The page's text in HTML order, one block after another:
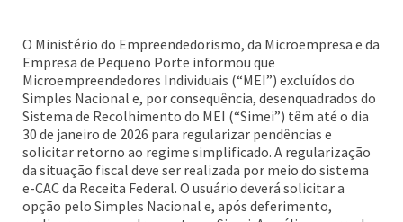
O Ministério do Empreendedorismo, da Microempresa e da
Empresa de Pequeno Porte informou que
Microempreendedores Individuais (“MEI”) excluídos do
Simples Nacional e, por consequência, desenquadrados do
Sistema de Recolhimento do MEI (“Simei”) têm até o dia
30 de janeiro de 2026 para regularizar pendências e
solicitar retorno ao regime simplificado. A regularização
da situação fiscal deve ser realizada por meio do sistema
e-CAC da Receita Federal. O usuário deverá solicitar a
opção pelo Simples Nacional e, após deferimento,